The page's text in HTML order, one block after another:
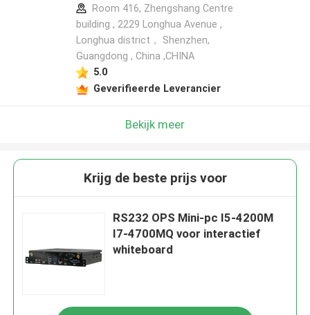
Room 416, Zhengshang Centre
building , 2229 Longhua Avenue ,
Longhua district， Shenzhen,
Guangdong , China ,CHINA
5.0
Geverifieerde Leverancier
Bekijk meer
Krijg de beste prijs voor
RS232 OPS Mini-pc I5-4200M
I7-4700MQ voor interactief
whiteboard